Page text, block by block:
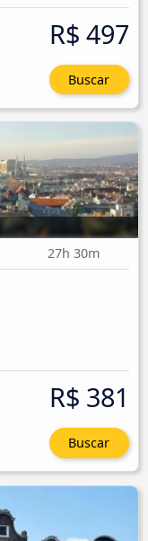
R$ 497
Buscar
27h 30m
R$ 381
Buscar